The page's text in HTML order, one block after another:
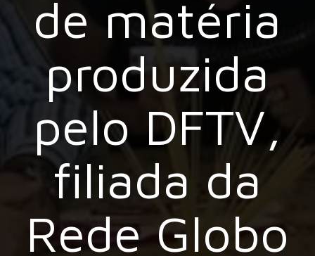
de matéria
produzida
pelo DFTV,
filiada da
Rede Globo